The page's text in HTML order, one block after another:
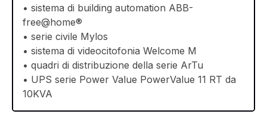
• sistema di building automation ABB-
free@home®
• serie civile Mylos
• sistema di videocitofonia Welcome M
• quadri di distribuzione della serie ArTu
• UPS serie Power Value PowerValue 11 RT da
10KVA